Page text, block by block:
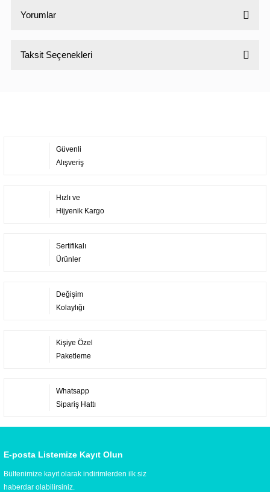
Yorumlar
Taksit Seçenekleri
Güvenli
Alışveriş
Hızlı ve
Hijyenik Kargo
Sertifikalı
Ürünler
Değişim
Kolaylığı
Kişiye Özel
Paketleme
Whatsapp
Sipariş Hattı
E-posta Listemize Kayıt Olun
Bültenimize kayıt olarak indirimlerden ilk siz
haberdar olabilirsiniz.